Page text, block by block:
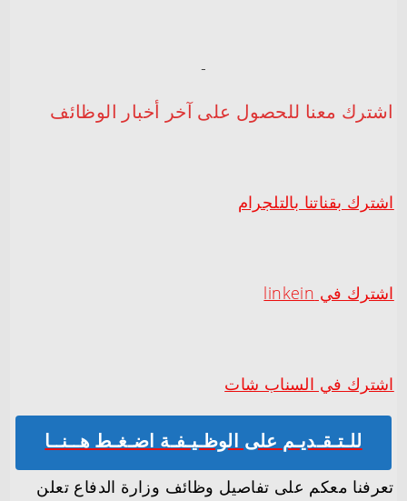
-‏
اشترك معنا للحصول على آخر أخبار الوظائف
اشترك بقناتنا بالتلجرام
اشترك في linkein
اشترك في السناب شات
للـتـقـديـم على الوظـيـفـة اضـغـط هــنــا
تعرفنا معكم على تفاصيل وظائف وزارة الدفاع تعلن